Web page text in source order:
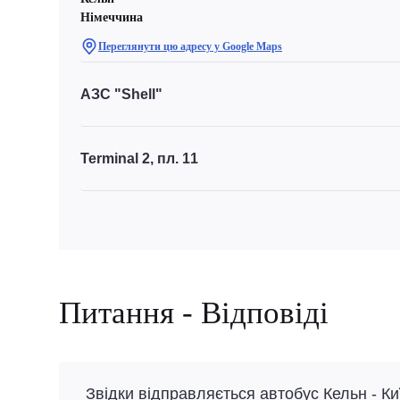
Німеччина
Переглянути цю адресу у Google Maps
АЗС "Shell"
Terminal 2, пл. 11
Питання - Відповіді
Звідки відправляється автобус Кельн -